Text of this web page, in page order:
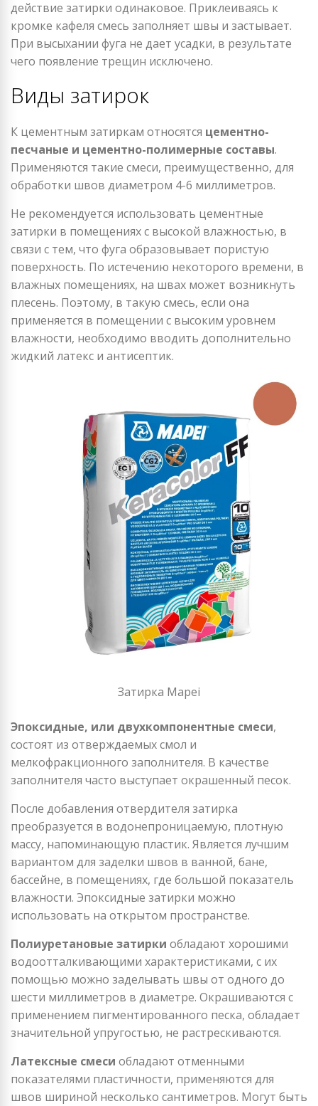
действие затирки одинаковое. Приклеиваясь к
кромке кафеля смесь заполняет швы и застывает.
При высыхании фуга не дает усадки, в результате
чего появление трещин исключено.
Виды затирок
К цементным затиркам относятся цементно-
песчаные и цементно-полимерные составы.
Применяются такие смеси, преимущественно, для
обработки швов диаметром 4-6 миллиметров.
Не рекомендуется использовать цементные
затирки в помещениях с высокой влажностью, в
связи с тем, что фуга образовывает пористую
поверхность. По истечению некоторого времени, в
влажных помещениях, на швах может возникнуть
плесень. Поэтому, в такую смесь, если она
применяется в помещении с высоким уровнем
влажности, необходимо вводить дополнительно
жидкий латекс и антисептик.
Затирка Mapei
Эпоксидные, или двухкомпонентные смеси,
состоят из отверждаемых смол и
мелкофракционного заполнителя. В качестве
заполнителя часто выступает окрашенный песок.
После добавления отвердителя затирка
преобразуется в водонепроницаемую, плотную
массу, напоминающую пластик. Является лучшим
вариантом для заделки швов в ванной, бане,
бассейне, в помещениях, где большой показатель
влажности. Эпоксидные затирки можно
использовать на открытом пространстве.
Полиуретановые затирки обладают хорошими
водоотталкивающими характеристиками, с их
помощью можно заделывать швы от одного до
шести миллиметров в диаметре. Окрашиваются с
применением пигментированного песка, обладает
значительной упругостью, не растрескиваются.
Латексные смеси обладают отменными
показателями пластичности, применяются для
швов шириной несколько сантиметров. Могут быть